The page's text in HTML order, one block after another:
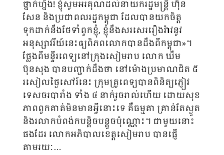
ថ្នាក់ហ្នឹង! ខ្ញុំសូម​អរគុណ​ដល់នាយករដ្ឋមន្រ្តី ហ៊ុន
សែន និងប្រជាពលរដ្ឋកម្ពុជា ដែលបានយកចិត្ត
ទុកដាក់នឹងថែទាំពួកខ្ញុំ, ខ្ញុំនឹងសរសេរ​រឿងរ៉ាវនូវ
អនុស្សាវរីយ៍នេះឲ្យពិភពលោកបានដឹងពីកម្ពុជា»។
ថ្លែងពីមន្ទីរពេទ្យនៅក្រុងសៀមរាប លោក ឃឹម
ប៊ុនសុង បានបញ្ជាក់ដឹងថា នៅម៉ោងប្រមាណជិត ៥
រសៀលថ្ងៃ​សៅរ៍នេះ ក្រុមគ្រូពេទ្យបានពិនិត្យភ្ញៀវ
ទេសចរបារាំង ទាំង ៤ នាក់រួចរាល់ហើយ ដោយសុខ
ភាពពួក​គាត់មិនមានអ្វី​នោះទេ គឺធម្មតា គ្រាន់តែស្ងួត
និងរលាកបំពង់កបន្តិចបន្តួចប៉ុណ្ណោះ។ ជាមួយនោះ
ផងដែរ លោកអភិបាលខេត្តសៀមរាប បានផ្ញើ
តាមរយៈ…